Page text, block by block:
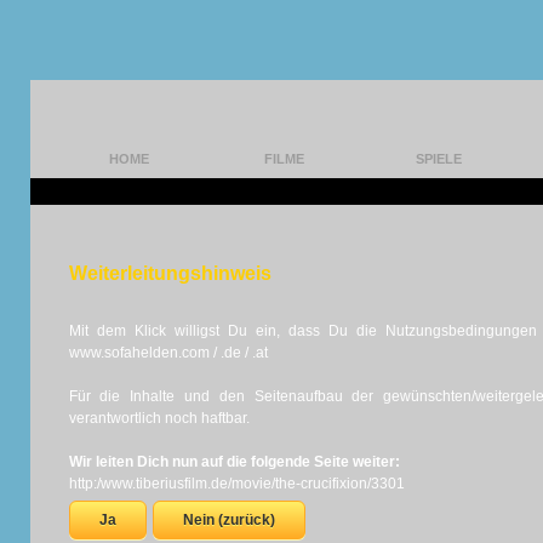
HOME FILME SPIELE
Weiterleitungshinweis
Mit dem Klick willigst Du ein, dass Du die
www.sofahelden.com / .de / .at
Für die Inhalte und den Seitenaufbau der gewünschten/
verantwortlich noch haftbar.
Wir leiten Dich nun auf die folgende Seite weiter:
http:/www.tiberiusfilm.de/movie/the-crucifixion/3301
Ja Nein (zurück)